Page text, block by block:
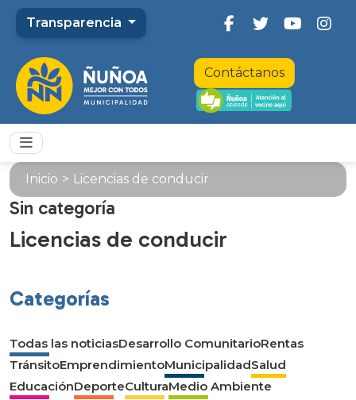
Transparencia
Contáctanos
Inicio > Licencias de conducir
Sin categoría
Licencias de conducir
Categorías
Todas las noticiasDesarrollo ComunitarioRentas
TránsitoEmprendimientoMunicipalidadSalud
EducaciónDeporteCulturaMedio Ambiente